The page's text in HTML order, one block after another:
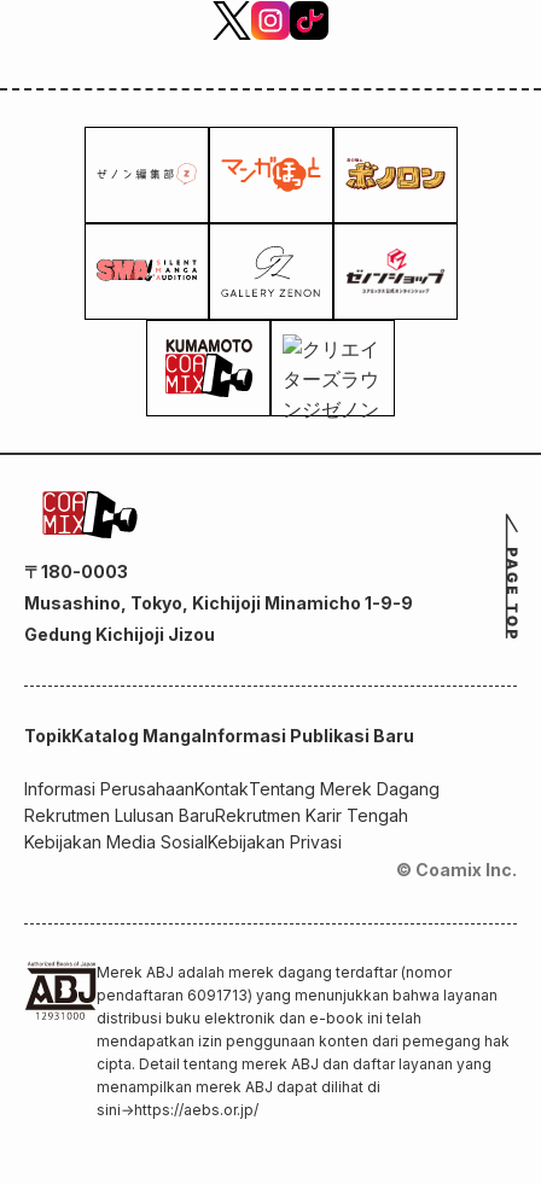
〒180-0003
Musashino, Tokyo, Kichijoji Minamicho 1-9-9
Gedung Kichijoji Jizou
TopikKatalog MangaInformasi Publikasi Baru
Informasi PerusahaanKontakTentang Merek Dagang
Rekrutmen Lulusan BaruRekrutmen Karir Tengah
Kebijakan Media SosialKebijakan Privasi
© Coamix Inc.
Merek ABJ adalah merek dagang terdaftar (nomor
pendaftaran 6091713) yang menunjukkan bahwa layanan
distribusi buku elektronik dan e-book ini telah
mendapatkan izin penggunaan konten dari pemegang hak
cipta. Detail tentang merek ABJ dan daftar layanan yang
menampilkan merek ABJ dapat dilihat di
sini→https://aebs.or.jp/